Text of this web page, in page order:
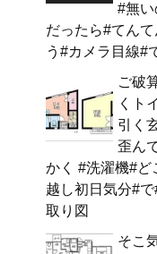
#無い
だったら#てん
う#カメラ目線#
ご破
くト
引く
歪ん
かく #洗濯機#ど
越し初日気分#
取り図
そこ